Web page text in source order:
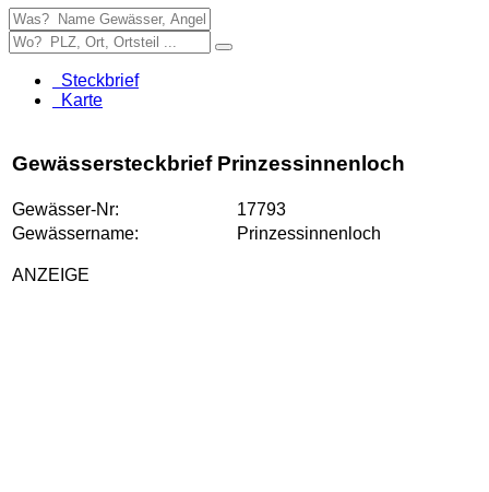
Steckbrief
Karte
Gewässersteckbrief Prinzessinnenloch
Gewässer-Nr:
17793
Gewässername:
Prinzessinnenloch
ANZEIGE